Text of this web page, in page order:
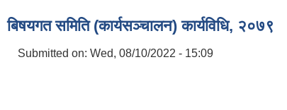
बिषयगत समिति (कार्यसञ्चालन) कार्यविधि, २०७९
Submitted on: Wed, 08/10/2022 - 15:09